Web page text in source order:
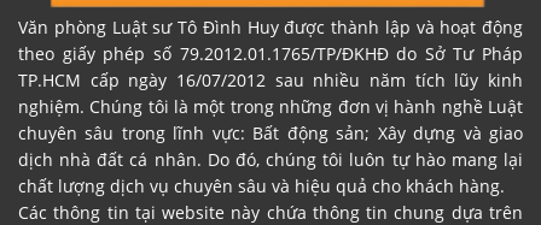
Văn phòng Luật sư Tô Đình Huy được thành lập và hoạt động
theo giấy phép số 79.2012.01.1765/TP/ĐKHĐ do Sở Tư Pháp
TP.HCM cấp ngày 16/07/2012 sau nhiều năm tích lũy kinh
nghiệm. Chúng tôi là một trong những đơn vị hành nghề Luật
chuyên sâu trong lĩnh vực: Bất động sản; Xây dựng và giao
dịch nhà đất cá nhân. Do đó, chúng tôi luôn tự hào mang lại
chất lượng dịch vụ chuyên sâu và hiệu quả cho khách hàng.
Các thông tin tại website này chứa thông tin chung dựa trên